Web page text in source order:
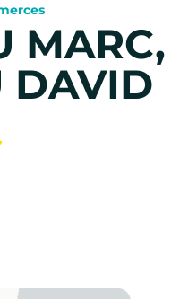
MARC,
DAVID